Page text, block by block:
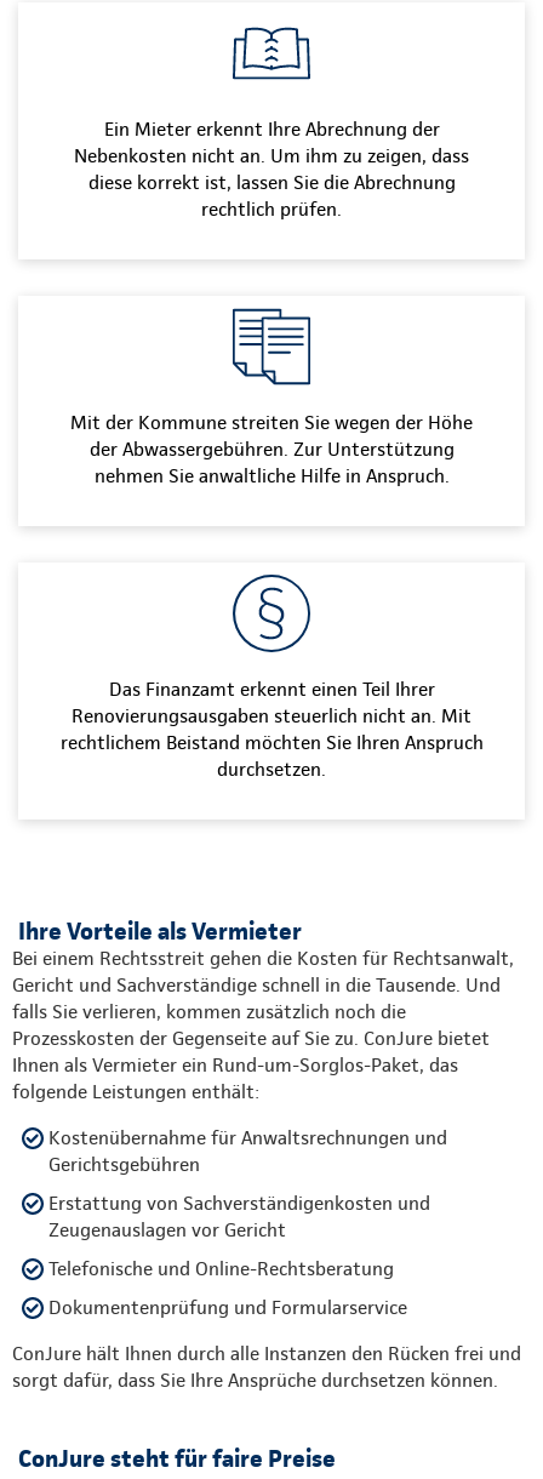
Ein Mieter erkennt Ihre Abrechnung der
Nebenkosten nicht an. Um ihm zu zeigen, dass
diese korrekt ist, lassen Sie die Abrechnung
rechtlich prüfen.
Mit der Kommune streiten Sie wegen der Höhe
der Abwassergebühren. Zur Unterstützung
nehmen Sie anwaltliche Hilfe in Anspruch.
Das Finanzamt erkennt einen Teil Ihrer
Renovierungsausgaben steuerlich nicht an. Mit
rechtlichem Beistand möchten Sie Ihren Anspruch
durchsetzen.
Ihre Vorteile als Vermieter
Bei einem Rechtsstreit gehen die Kosten für Rechtsanwalt,
Gericht und Sachverständige schnell in die Tausende. Und
falls Sie verlieren, kommen zusätzlich noch die
Prozesskosten der Gegenseite auf Sie zu. ConJure bietet
Ihnen als Vermieter ein Rund-um-Sorglos-Paket, das
folgende Leistungen enthält:
Kostenübernahme für Anwaltsrechnungen und
Gerichtsgebühren
Erstattung von Sachverständigenkosten und
Zeugenauslagen vor Gericht
Telefonische und Online-Rechtsberatung
Dokumentenprüfung und Formularservice
ConJure hält Ihnen durch alle Instanzen den Rücken frei und
sorgt dafür, dass Sie Ihre Ansprüche durchsetzen können.
ConJure steht für faire Preise